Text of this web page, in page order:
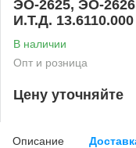
ЭО-2625, ЭО-
И.Т.Д. 13.6110.000
В наличии
Опт и розница
Цену уточняйте
Описание